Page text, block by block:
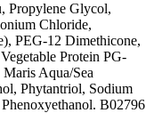
Propylene Glycol,
Chloride,
PEG-12 Dimethicone,
Protein PG-
Aqua/Sea
Phytantriol, Sodium
B02796